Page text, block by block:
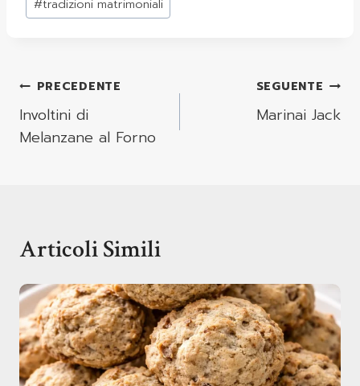
#tradizioni matrimoniali
Navigazione
Articoli
PRECEDENTE
Involtini di
Melanzane al Forno
SEGUENTE
Marinai Jack
Articoli Simili